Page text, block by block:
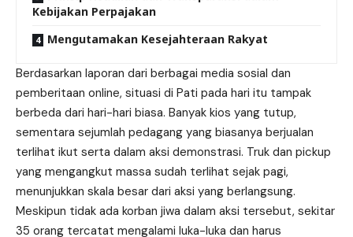
Kebijakan Perpajakan
Mengutamakan Kesejahteraan Rakyat
Berdasarkan laporan dari berbagai media sosial dan
pemberitaan online, situasi di Pati pada hari itu tampak
berbeda dari hari-hari biasa. Banyak kios yang tutup,
sementara sejumlah pedagang yang biasanya berjualan
terlihat ikut serta dalam aksi demonstrasi. Truk dan pickup
yang mengangkut massa sudah terlihat sejak pagi,
menunjukkan skala besar dari aksi yang berlangsung.
Meskipun tidak ada korban jiwa dalam aksi tersebut, sekitar
35 orang tercatat mengalami luka-luka dan harus